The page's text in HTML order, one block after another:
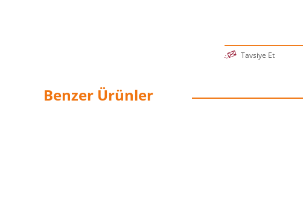
Tavsiye Et
Benzer Ürünler